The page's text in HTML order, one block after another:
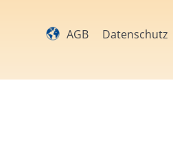
AGB Datenschutz